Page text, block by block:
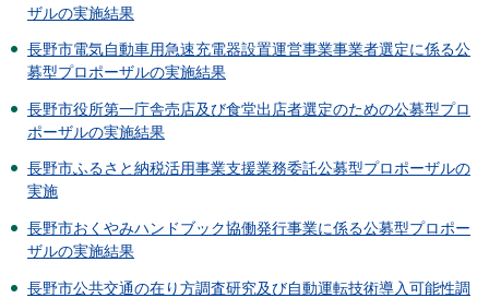
ザルの実施結果
長野市電気自動車用急速充電器設置運営事業事業者選定に係る公
募型プロポーザルの実施結果
長野市役所第一庁舎売店及び食堂出店者選定のための公募型プロ
ポーザルの実施結果
長野市ふるさと納税活用事業支援業務委託公募型プロポーザルの
実施
長野市おくやみハンドブック協働発行事業に係る公募型プロポー
ザルの実施結果
長野市公共交通の在り方調査研究及び自動運転技術導入可能性調